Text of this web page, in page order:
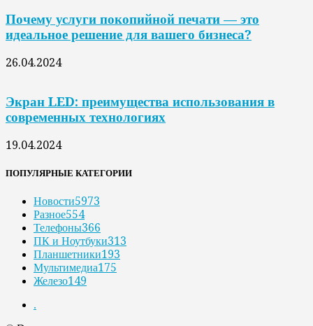
Почему услуги покопийной печати — это
идеальное решение для вашего бизнеса?
26.04.2024
Экран LED: преимущества использования в
современных технологиях
19.04.2024
ПОПУЛЯРНЫЕ КАТЕГОРИИ
Новости5973
Разное554
Телефоны366
ПК и Ноутбуки313
Планшетники193
Мультимедиа175
Железо149
.